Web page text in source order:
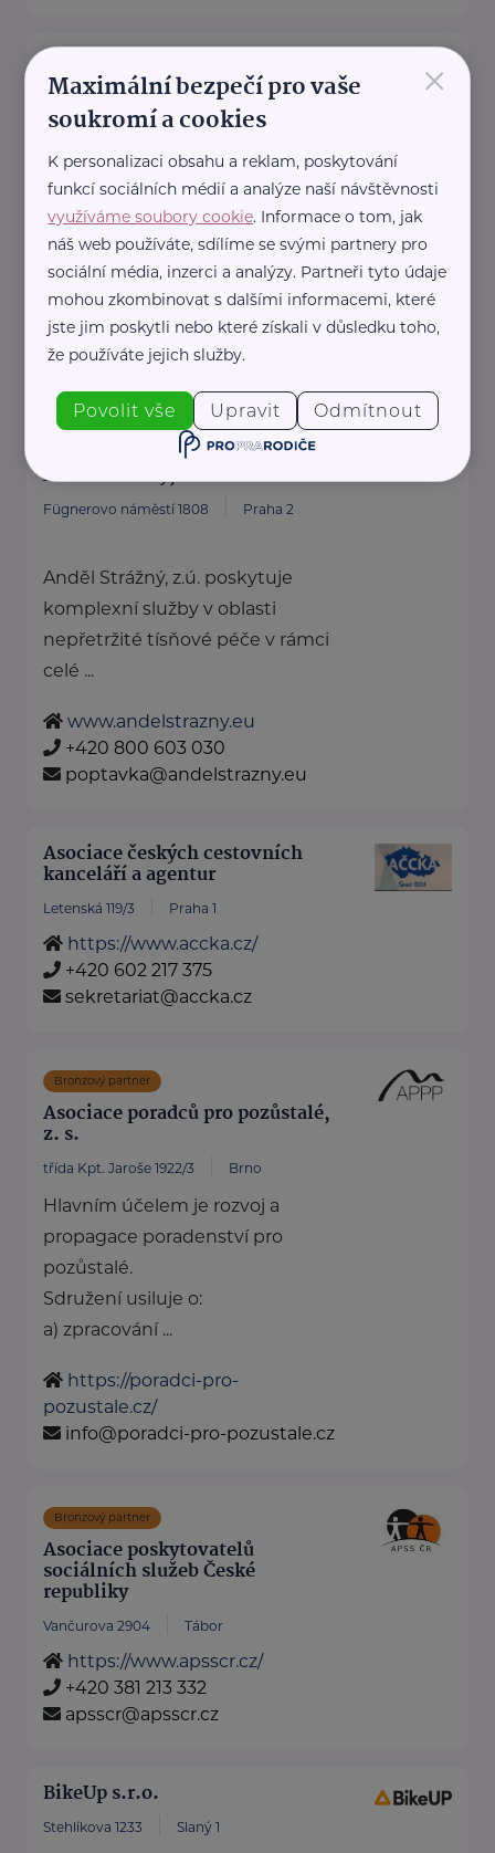
Amfion sanatorium, s.r.o.
Českolipská 3444 Mělník
Akreditace MPSV,
Registrované služby Krajský úřad Středočeský
kraj:
Domov pro seniory
Domov pro osoby vyžadující zvláštní péči ...
www.amfion.cz
+420 731 774 174
reditel@amfion.cz
Anděl Strážný, z. ú.
Fügnerovo náměstí 1808 Praha 2
Anděl Strážný, z.ú. poskytuje
komplexní služby v oblasti
nepřetržité tísňové péče v rámci
celé ...
www.andelstrazny.eu
+420 800 603 030
poptavka@andelstrazny.eu
Asociace českých cestovních
kanceláří a agentur
Letenská 119/3 Praha 1
https://www.accka.cz/
+420 602 217 375
sekretariat@accka.cz
Bronzový partner
Asociace poradců pro pozůstalé,
z. s.
třída Kpt. Jaroše 1922/3 Brno
Hlavním účelem je rozvoj a
propagace poradenství pro
pozůstalé.
Sdružení usiluje o:
a) zpracování ...
https://poradci-pro-
pozustale.cz/
info@poradci-pro-pozustale.cz
Bronzový partner
Asociace poskytovatelů
sociálních služeb České
republiky
Vančurova 2904 Tábor
https://www.apsscr.cz/
+420 381 213 332
apsscr@apsscr.cz
BikeUp s.r.o.
Stehlíkova 1233 Slaný 1
×
Maximální bezpečí pro vaše
soukromí a cookies
K personalizaci obsahu a reklam, poskytování
funkcí sociálních médií a analýze naší návštěvnosti
využíváme soubory cookie. Informace o tom, jak
náš web používáte, sdílíme se svými partnery pro
sociální média, inzerci a analýzy. Partneři tyto údaje
mohou zkombinovat s dalšími informacemi, které
jste jim poskytli nebo které získali v důsledku toho,
že používáte jejich služby.
Povolit vše Upravit Odmítnout